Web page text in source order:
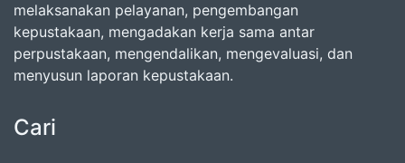
melaksanakan pelayanan, pengembangan
kepustakaan, mengadakan kerja sama antar
perpustakaan, mengendalikan, mengevaluasi, dan
menyusun laporan kepustakaan.
Cari